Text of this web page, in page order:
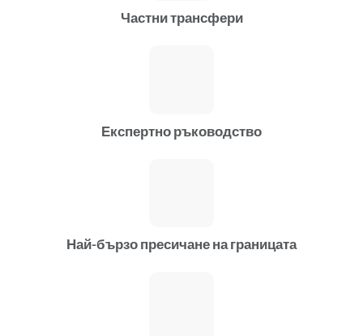
Частни трансфери
Експертно ръководство
Най-бързо пресичане на границата